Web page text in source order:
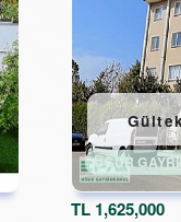
TL 1,625,000